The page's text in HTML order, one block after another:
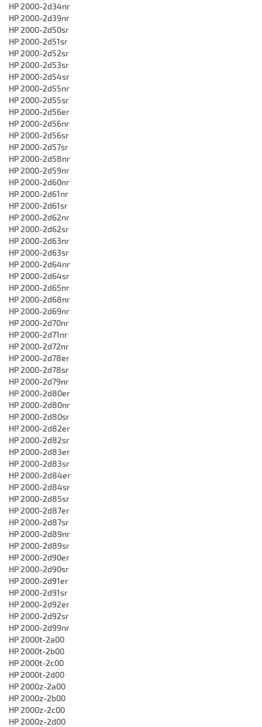
HP 2000-2d34nr
HP 2000-2d39nr
HP 2000-2d50sr
HP 2000-2d51sr
HP 2000-2d52sr
HP 2000-2d53sr
HP 2000-2d54sr
HP 2000-2d55nr
HP 2000-2d55sr
HP 2000-2d56er
HP 2000-2d56nr
HP 2000-2d56sr
HP 2000-2d57sr
HP 2000-2d58nr
HP 2000-2d59nr
HP 2000-2d60nr
HP 2000-2d61nr
HP 2000-2d61sr
HP 2000-2d62nr
HP 2000-2d62sr
HP 2000-2d63nr
HP 2000-2d63sr
HP 2000-2d64nr
HP 2000-2d64sr
HP 2000-2d65nr
HP 2000-2d68nr
HP 2000-2d69nr
HP 2000-2d70nr
HP 2000-2d71nr
HP 2000-2d72nr
HP 2000-2d78er
HP 2000-2d78sr
HP 2000-2d79nr
HP 2000-2d80er
HP 2000-2d80nr
HP 2000-2d80sr
HP 2000-2d82er
HP 2000-2d82sr
HP 2000-2d83er
HP 2000-2d83sr
HP 2000-2d84er
HP 2000-2d84sr
HP 2000-2d85sr
HP 2000-2d87er
HP 2000-2d87sr
HP 2000-2d89nr
HP 2000-2d89sr
HP 2000-2d90er
HP 2000-2d90sr
HP 2000-2d91er
HP 2000-2d91sr
HP 2000-2d92er
HP 2000-2d92sr
HP 2000-2d99nr
HP 2000t-2a00
HP 2000t-2b00
HP 2000t-2c00
HP 2000t-2d00
HP 2000z-2a00
HP 2000z-2b00
HP 2000z-2c00
HP 2000z-2d00